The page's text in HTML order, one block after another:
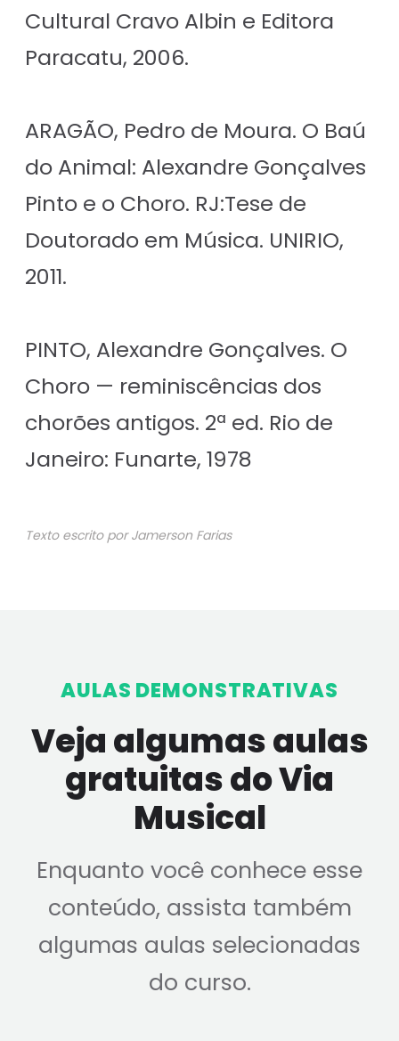
Cultural Cravo Albin e Editora
Paracatu, 2006.
ARAGÃO, Pedro de Moura. O Baú
do Animal: Alexandre Gonçalves
Pinto e o Choro. RJ:Tese de
Doutorado em Música. UNIRIO,
2011.
PINTO, Alexandre Gonçalves. O
Choro — reminiscências dos
chorões antigos. 2ª ed. Rio de
Janeiro: Funarte, 1978
Texto escrito por Jamerson Farias
AULAS DEMONSTRATIVAS
Veja algumas aulas
gratuitas do Via
Musical
Enquanto você conhece esse
conteúdo, assista também
algumas aulas selecionadas
do curso.